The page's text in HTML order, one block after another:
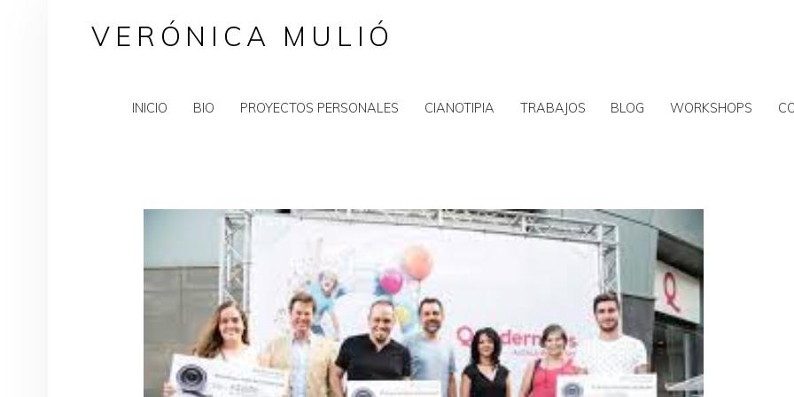
VERÓNICA MULIÓ
INICIO BIO PROYECTOS PERSONALES CIANOTIPIA TRABAJOS BLOG WORKSHOPS